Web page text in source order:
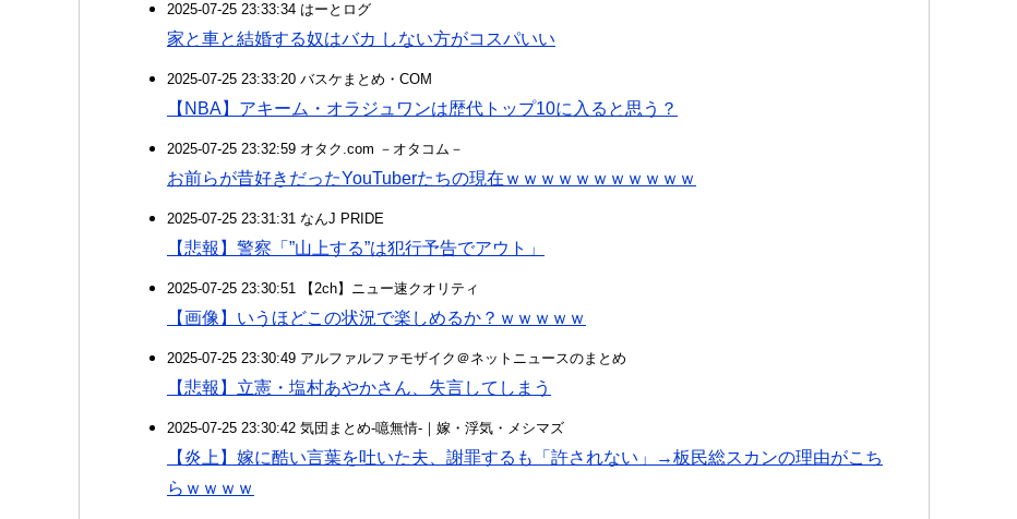
2025-07-25 23:33:34 はーとログ
家と車と結婚する奴はバカ しない方がコスパいい
2025-07-25 23:33:20 バスケまとめ・COM
【NBA】アキーム・オラジュワンは歴代トップ10に入ると思う？
2025-07-25 23:32:59 オタク.com －オタコム－
お前らが昔好きだったYouTuberたちの現在ｗｗｗｗｗｗｗｗｗｗｗ
2025-07-25 23:31:31 なんJ PRIDE
【悲報】警察「”山上する”は犯行予告でアウト」
2025-07-25 23:30:51 【2ch】ニュー速クオリティ
【画像】いうほどこの状況で楽しめるか？ｗｗｗｗｗ
2025-07-25 23:30:49 アルファルファモザイク＠ネットニュースのまとめ
【悲報】立憲・塩村あやかさん、失言してしまう
2025-07-25 23:30:42 気団まとめ-噫無情-｜嫁・浮気・メシマズ
【炎上】嫁に酷い言葉を吐いた夫、謝罪するも「許されない」→板民総スカンの理由がこち
らｗｗｗｗ